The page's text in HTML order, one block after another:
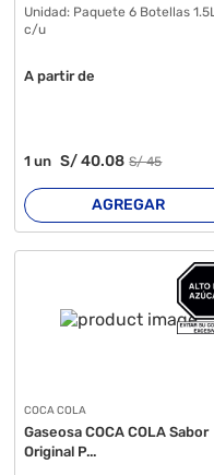
Unidad: Paquete 6 Botellas 1.5L
c/u
A partir de
1un S/40.08 S/45
AGREGAR
COCA COLA
Gaseosa COCA COLA Sabor
Original P...